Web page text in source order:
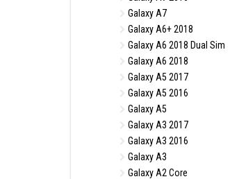
Galaxy A7
Galaxy A6+ 2018
Galaxy A6 2018 Dual Sim
Galaxy A6 2018
Galaxy A5 2017
Galaxy A5 2016
Galaxy A5
Galaxy A3 2017
Galaxy A3 2016
Galaxy A3
Galaxy A2 Core